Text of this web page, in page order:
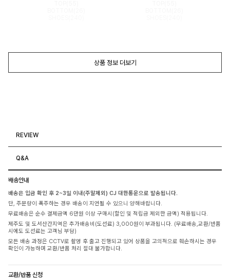
상품 정보 더보기
REVIEW
Q&A
배송안내
배송은 입금 확인 후 2~3일 이내(주말제외) CJ 대한통운으로 발송됩니다.
단, 주문량이 폭주하는 경우 배송이 지연될 수 있으니 양해바랍니다.
무료배송은 순수 결제금액 6만원 이상 구매시(할인 및 적립금 제외한 금액) 적용됩니다.
제주도 및 도서산간지역은 추가배송비(도선료) 3,000원이 부과됩니다. (무료배송,교환/반품
시에도 도선료는 고객님 부담)
모든 배송 과정은 CCTV로 촬영 후 출고 진행되고 있어 상품을 고의적으로 훼손하시는 경우
확인이 가능하며 교환/반품 처리 절대 불가합니다.
교환/반품 신청